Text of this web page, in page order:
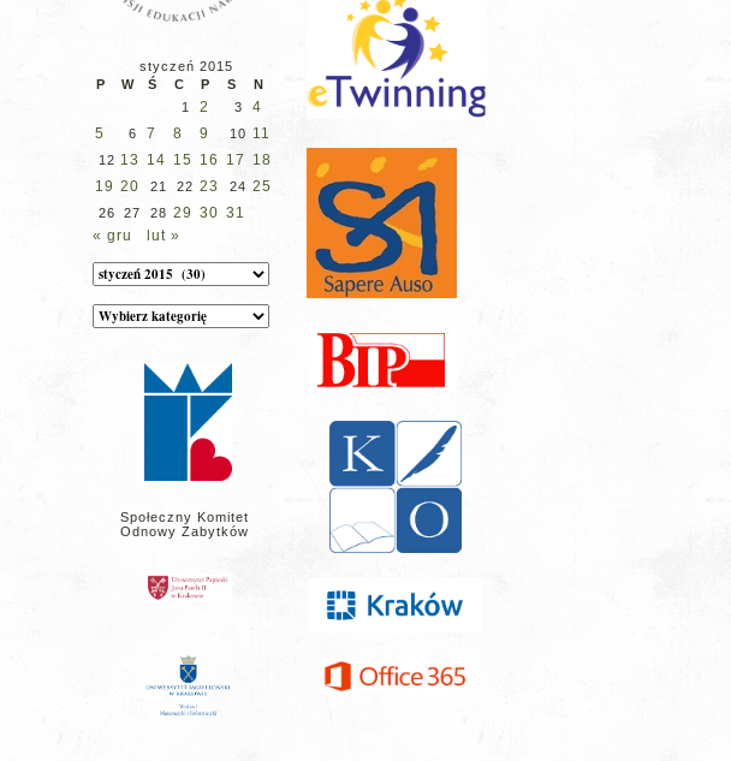
styczeń 2015
P
W Ś C P S
N
1
2 3
4
5
6 7 8 9 10 11
12 13 14 15 16 17
18
19 20 21 22 23 24 25
26 27 28 29 30 31
« gru
lut »
Archiwum
Kategorie
wpisów
Społeczny Komitet
Odnowy Zabytków